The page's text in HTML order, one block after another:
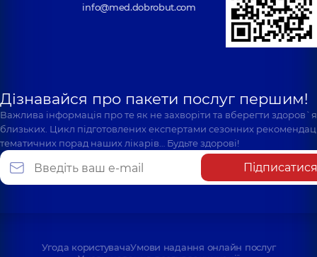
info@med.dobrobut.com
Дізнавайся про пакети послуг першим!
Важлива інформація про те як не захворіти та вберегти
близьких. Цикл підготовлених експертами сезонних
тематичних порад наших лікарів… Будьте здорові!
Підписатися
Угода користувачаУмови надання онлайн послуг